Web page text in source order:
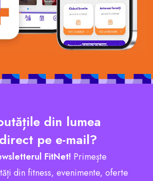
din lumea
pe e-mail?
FitNet! Primește
din fitness, evenimente, oferte